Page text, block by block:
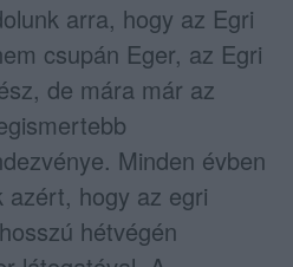
arra, hogy az Egri
csupán Eger, az Egri
de mára már az
Minden évben
azért, hogy az egri
hétvégén